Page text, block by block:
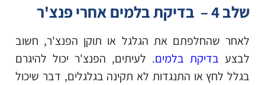
שלב 4 – בדיקת בלמים אחרי פנצ'ר
לאחר שהחלפתם את הגלגל או תוקן הפנצ'ר, חשוב
לבצע בדיקת בלמים. לעיתים, הפנצ'ר יכול להיגרם
בגלל לחץ או התנגדות לא תקינה בגלגלים, דבר שיכול